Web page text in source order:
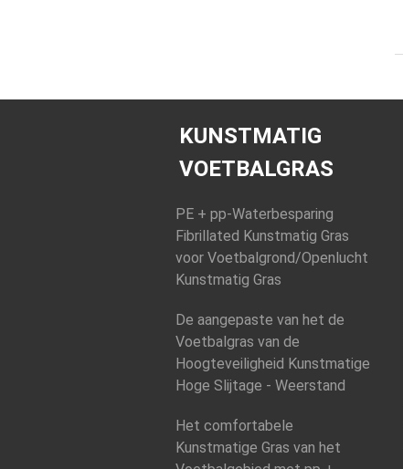
KUNSTMATIG
VOETBALGRAS
PE + pp-Waterbesparing
Fibrillated Kunstmatig Gras
voor Voetbalgrond/Openlucht
Kunstmatig Gras
De aangepaste van het de
Voetbalgras van de
Hoogteveiligheid Kunstmatige
Hoge Slijtage - Weerstand
Het comfortabele
Kunstmatige Gras van het